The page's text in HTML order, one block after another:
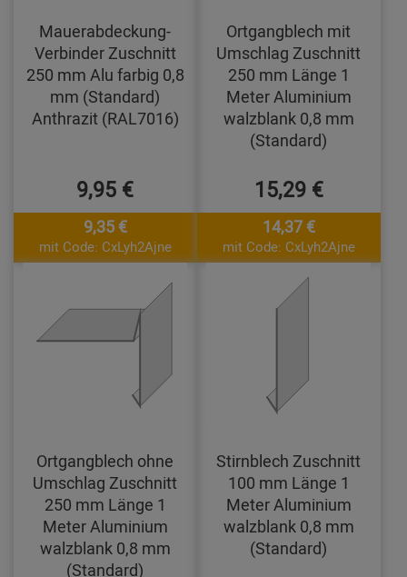
Mauerabdeckung-
Verbinder Zuschnitt
250 mm Alu farbig 0,8
mm (Standard)
Anthrazit (RAL7016)
9,95 €
9,35 €
mit Code: CxLyh2Ajne
Ortgangblech mit
Umschlag Zuschnitt
250 mm Länge 1
Meter Aluminium
walzblank 0,8 mm
(Standard)
15,29 €
14,37 €
mit Code: CxLyh2Ajne
Ortgangblech ohne
Umschlag Zuschnitt
250 mm Länge 1
Meter Aluminium
walzblank 0,8 mm
(Standard)
Stirnblech Zuschnitt
100 mm Länge 1
Meter Aluminium
walzblank 0,8 mm
(Standard)